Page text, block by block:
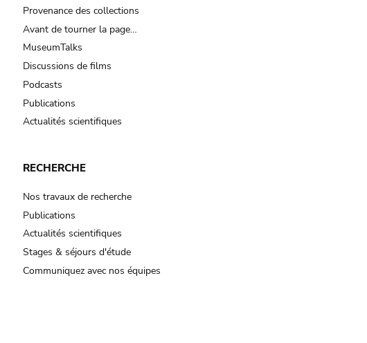
Provenance des collections
Avant de tourner la page…
MuseumTalks
Discussions de films
Podcasts
Publications
Actualités scientifiques
RECHERCHE
Nos travaux de recherche
Publications
Actualités scientifiques
Stages & séjours d'étude
Communiquez avec nos équipes